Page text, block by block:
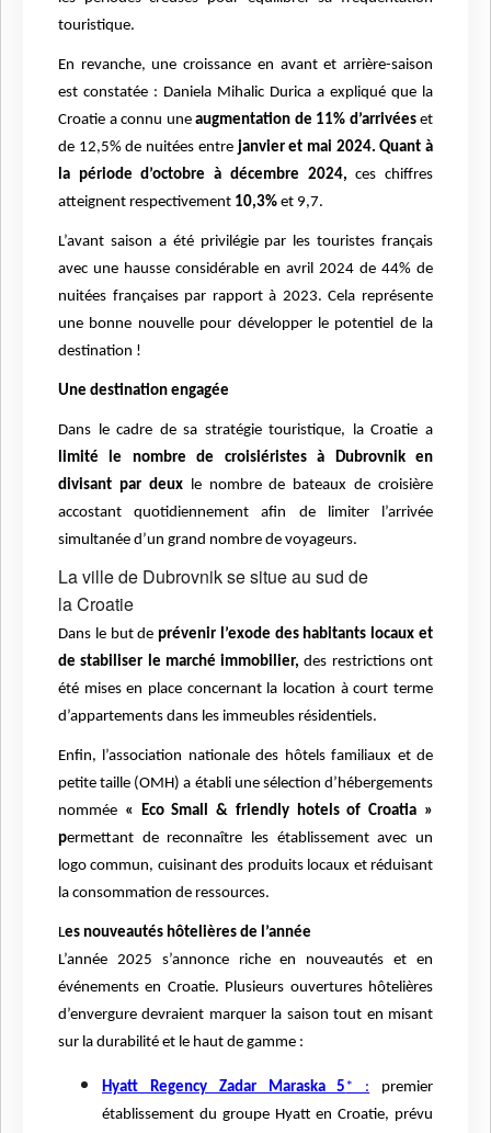
touristique.
En revanche, une croissance en avant et arrière-saison
est constatée : Daniela Mihalic Durica a expliqué que la
Croatie a connu une augmentation de 11% d’arrivéeset
de 12,5% de nuitées entre janvier et mai 2024. Quant à
la période d’octobre à décembre 2024, ces chiffres
atteignent respectivement 10,3% et 9,7.
L’avant saison a été privilégie par les touristes français
avec une hausse considérable en avril 2024 de 44% de
nuitées françaises par rapport à 2023. Cela représente
une bonne nouvelle pour développer le potentiel de la
destination !
Une destination engagée
Dans le cadre de sa stratégie touristique, la Croatie a
limité le nombre de croisiéristes à Dubrovnik en
divisant par deuxle nombre de bateaux de croisière
accostant quotidiennement afin de limiter l’arrivée
simultanée d’un grand nombre de voyageurs.
La ville de Dubrovnik se situe au sud de
la Croatie
Dans le but deprévenir l’exode des habitants locaux et
de stabiliser le marché immobilier, des restrictions ont
été mises en place concernant la location à court terme
d’appartements dans les immeubles résidentiels.
Enfin, l’association nationale des hôtels familiaux et de
petite taille (OMH) a établi une sélection d’hébergements
nommée « Eco Small & friendly hotels of Croatia »
permettant de reconnaître les établissement avec un
logo commun, cuisinant des produits locaux et réduisant
la consommation de ressources.
Les nouveautés hôtelières de l’année
L’année 2025 s’annonce riche en nouveautés et en
événements en Croatie. Plusieurs ouvertures hôtelières
d’envergure devraient marquer la saison tout en misant
sur la durabilité et le haut de gamme :
Hyatt Regency Zadar Maraska 5* : premier
établissement du groupe Hyatt en Croatie, prévu